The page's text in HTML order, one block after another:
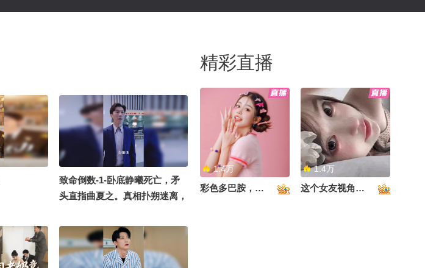
致命倒数-1-卧底静曦死亡，矛
头直指曲夏之。真相扑朔迷离，
精彩直播
1.4万
彩色多巴胺，甜到心里啦！
1.4万
这个女友视角好治愈~